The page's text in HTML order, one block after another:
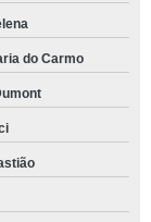
do Carmo